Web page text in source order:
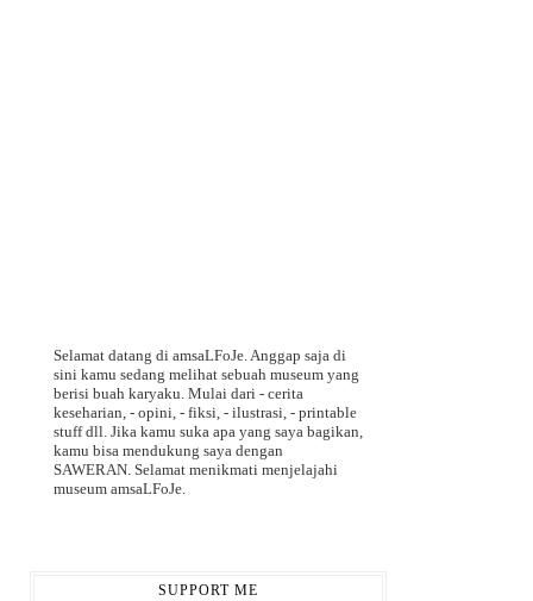
Selamat datang di amsaLFoJe. Anggap saja di
sini kamu sedang melihat sebuah museum yang
berisi buah karyaku. Mulai dari - cerita
keseharian, - opini, - fiksi, - ilustrasi, - printable
stuff dll. Jika kamu suka apa yang saya bagikan,
kamu bisa mendukung saya dengan
SAWERAN. Selamat menikmati menjelajahi
museum amsaLFoJe.
SUPPORT ME